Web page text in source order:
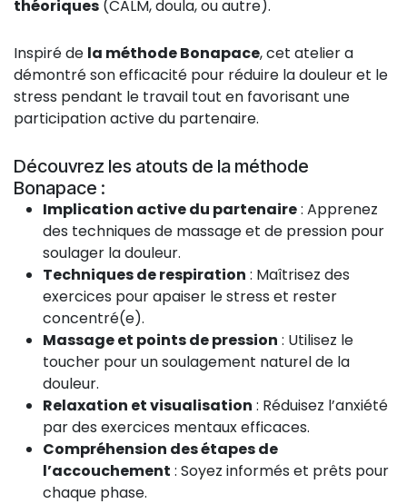
théoriques (CALM, doula, ou autre).
Inspiré de la méthode Bonapace, cet atelier a
démontré son efficacité pour réduire la douleur et le
stress pendant le travail tout en favorisant une
participation active du partenaire.
Découvrez les atouts de la méthode
Bonapace :
Implication active du partenaire: Apprenez
des techniques de massage et de pression pour
soulager la douleur.
Techniques de respiration : Maîtrisez des
exercices pour apaiser le stress et rester
concentré(e).
Massage et points de pression : Utilisez le
toucher pour un soulagement naturel de la
douleur.
Relaxation et visualisation : Réduisez l’anxiété
par des exercices mentaux efficaces.
Compréhension des étapes de
l’accouchement : Soyez informés et prêts pour
chaque phase.